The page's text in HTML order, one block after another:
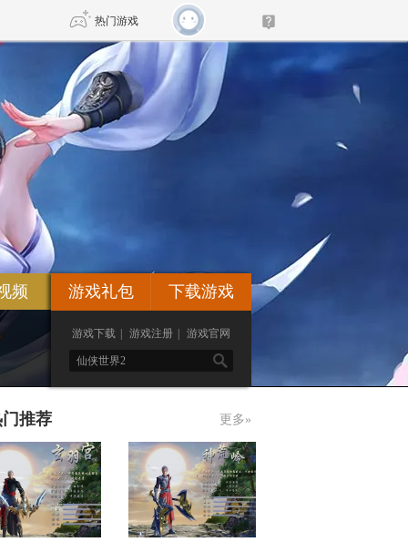
热门游戏
DNF 传奇4
剑网3旗舰版
诛仙世界
频 游戏礼包 下载游戏
游戏下载 游戏注册 游戏官网

推荐 更多»